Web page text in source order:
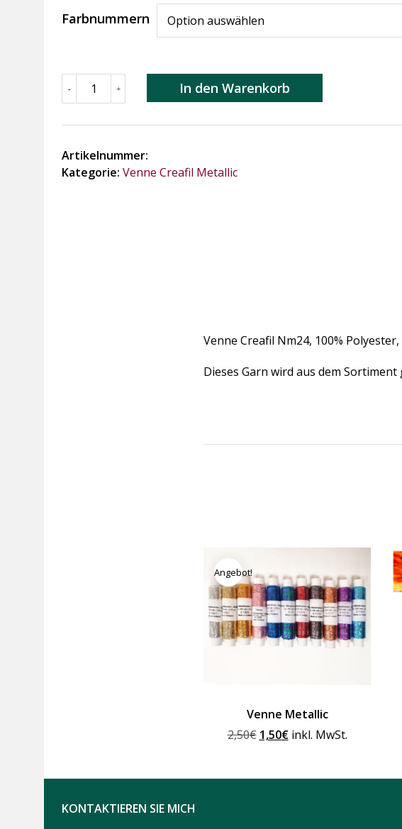
Farbnummern
Venne
Creafil
- + In den Warenkorb
Artikelnummer:
Kategorie: Venne Creafil Metallic
Venne Creafil Nm24, 100%
Dieses Garn wird aus dem
Angebot!
Venne Metallic
2,50€ Ursprünglicher
1,50€Aktueller
inkl. MwSt.
KONTAKTIEREN SIE MICH